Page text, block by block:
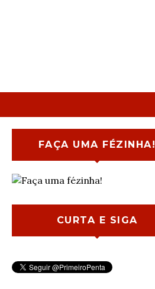
FAÇA UMA FÉZINHA!
CURTA E SIGA